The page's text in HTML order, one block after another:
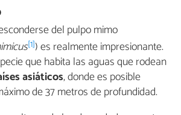
del pulpo mimo
[1]) es realmente impresionante.
que habita las aguas que rodean
asiáticos, donde es posible
de 37 metros de profundidad.